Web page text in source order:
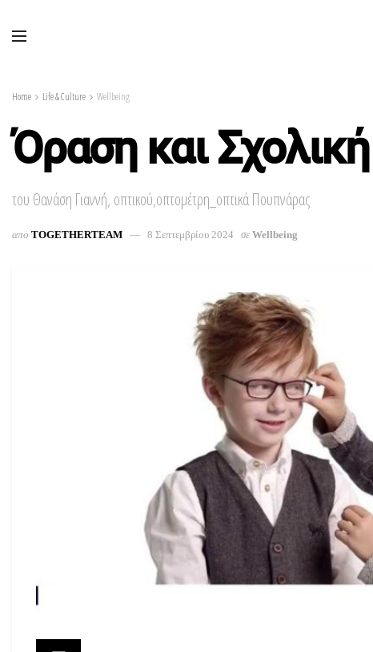
Home Life & Culture Wellbeing
Όραση και
του Θανάση Γιαννή, οπτικού,οπτομέτρη_οπτικά Πουπνάρας
απο TOGETHERTEAM 8 Σεπτεμβρίου 2024 σε Wellbeing